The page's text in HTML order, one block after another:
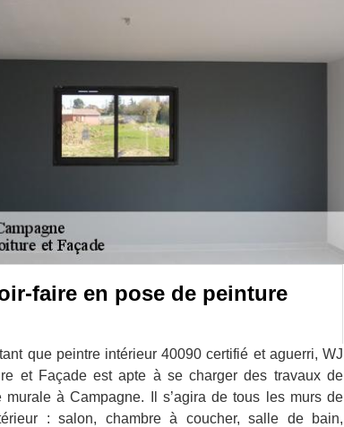
faire en pose de peinture
que peintre intérieur 40090 certifié et aguerri, WJ
et Façade est apte à se charger des travaux de
murale à Campagne. Il s’agira de tous les murs de
: salon, chambre à coucher, salle de bain,